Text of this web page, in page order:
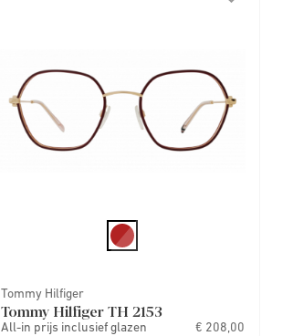
Tommy Hilfiger
Tommy Hilfiger TH 2153
All-in prijs inclusief glazen € 208,00